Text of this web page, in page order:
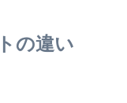
の違い